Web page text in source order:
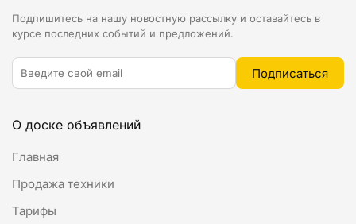
Подпишитесь на нашу новостную рассылку и оставайтесь в
курсе последних событий и предложений.
О доске объявлений
Главная
Продажа техники
Тарифы